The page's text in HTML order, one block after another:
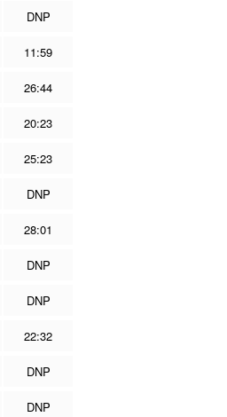
DNP
11:59
26:44
20:23
25:23
DNP
28:01
DNP
DNP
22:32
DNP
DNP